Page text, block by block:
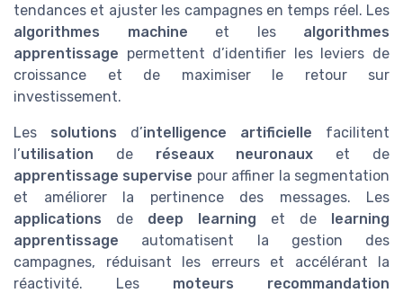
tendances et ajuster les campagnes en temps réel. Les
algorithmes machine et les algorithmes
apprentissage permettent d’identifier les leviers de
croissance et de maximiser le retour sur
investissement.
Les solutions d’intelligence artificielle facilitent
l’utilisation de réseaux neuronaux et de
apprentissage supervise pour affiner la segmentation
et améliorer la pertinence des messages. Les
applications de deep learning et de learning
apprentissage automatisent la gestion des
campagnes, réduisant les erreurs et accélérant la
réactivité. Les moteurs recommandation